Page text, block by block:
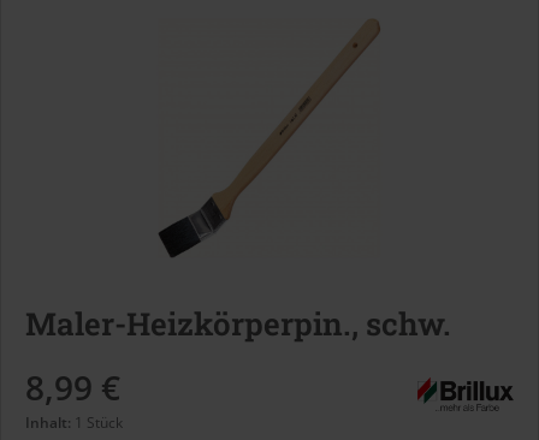
Maler-Heizkörperpin., schw.
8,99 €
Inhalt: 1 Stück